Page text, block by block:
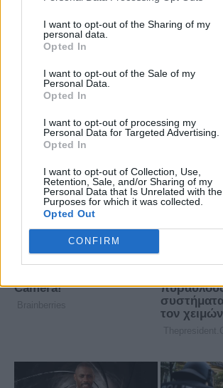
I want to opt-out of the Sharing of my
personal data.
Opted In
I want to opt-out of the Sale of my
Personal Data.
Opted In
I want to opt-out of processing my
Personal Data for Targeted Advertising.
Opted In
I want to opt-out of Collection, Use,
Retention, Sale, and/or Sharing of my
Personal Data that Is Unrelated with the
Purposes for which it was collected.
Opted Out
CONFIRM